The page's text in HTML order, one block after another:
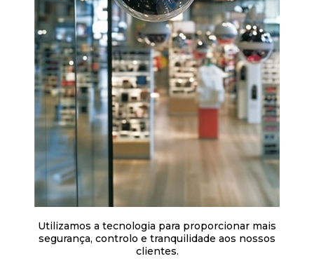
Utilizamos a tecnologia para proporcionar mais
segurança, controlo e tranquilidade aos nossos
clientes.